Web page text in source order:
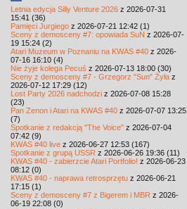
Letnia edycja Silly Venture 2026 z 2026-07-31
15:41 (36)
Pamięci Jurgiego z 2026-07-21 12:42 (1)
Sceny z demosceny #7: opowiada SuN z 2026-07-
19 15:24 (2)
Atari Muzeum w Poznaniu na KWAS #40 z 2026-
07-16 16:10 (4)
Nie żyje kolega Pecuś z 2026-07-13 18:00 (30)
Sceny z demosceny #7 - Grzegorz "Sun" Żyła z
2026-07-12 17:29 (12)
Lost Party 2026 nadchodzi z 2026-07-08 15:28
(23)
Pan Zenon i Atari na KWAS #40 z 2026-07-07 13:25
(7)
Spotkanie z redakcją "The Voice" z 2026-07-04
07:42 (9)
KWAS #40 live z 2026-06-27 12:53 (167)
Spotkanie z grupą USSR z 2026-06-26 19:36 (11)
KWAS #40 - zabierzcie Atari Portfolio! z 2026-06-23
08:12 (0)
KWAS #40 - naprawa retrosprzętu z 2026-06-21
17:15 (1)
Sceny z demosceny #7 z Bigerem i MBR z 2026-
06-19 22:08 (0)